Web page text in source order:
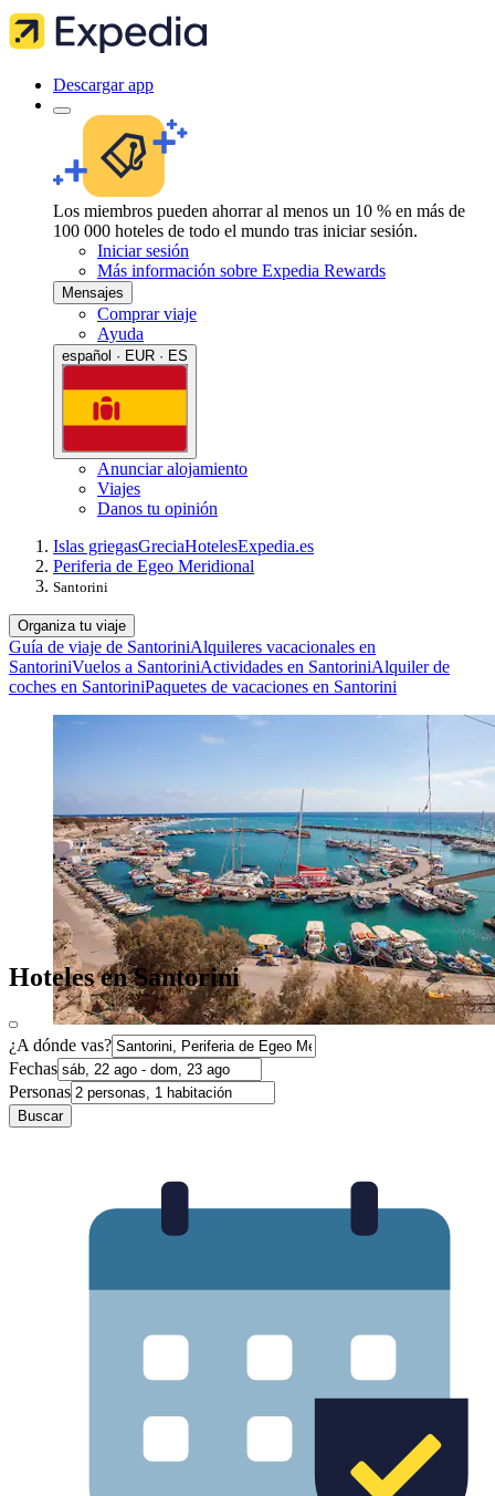
Descargar app
Los miembros pueden ahorrar al menos un 10 % en más de
100 000 hoteles de todo el mundo tras iniciar sesión.
Iniciar sesión
Más información sobre Expedia Rewards
Mensajes
Comprar viaje
Ayuda
español · EUR · ES
Anunciar alojamiento
Viajes
Danos tu opinión
Islas griegasGreciaHotelesExpedia.es
Periferia de Egeo Meridional
Santorini
Organiza tu viaje
Guía de viaje de SantoriniAlquileres vacacionales en
SantoriniVuelos a SantoriniActividades en SantoriniAlquiler de
coches en SantoriniPaquetes de vacaciones en Santorini
Hoteles en Santorini
¿A dónde vas?
Fechas
Personas
Buscar